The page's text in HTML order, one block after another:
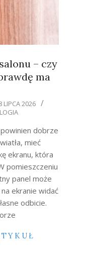
– czy
ma
LIPCA 2026
dobrze
mieć
ekranu, która
pomieszczeniu
panel może
ekranie widać
odbicie.